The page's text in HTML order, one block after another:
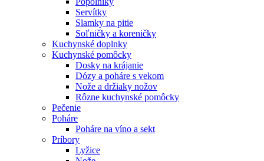
Servítky
Slamky na pitie
Soľničky a koreničky
Kuchynské doplnky
Kuchynské pomôcky
Dosky na krájanie
Dózy a poháre s vekom
Nože a držiaky nožov
Rôzne kuchynské pomôcky
Pečenie
Poháre
Poháre na víno a sekt
Príbory
Lyžice